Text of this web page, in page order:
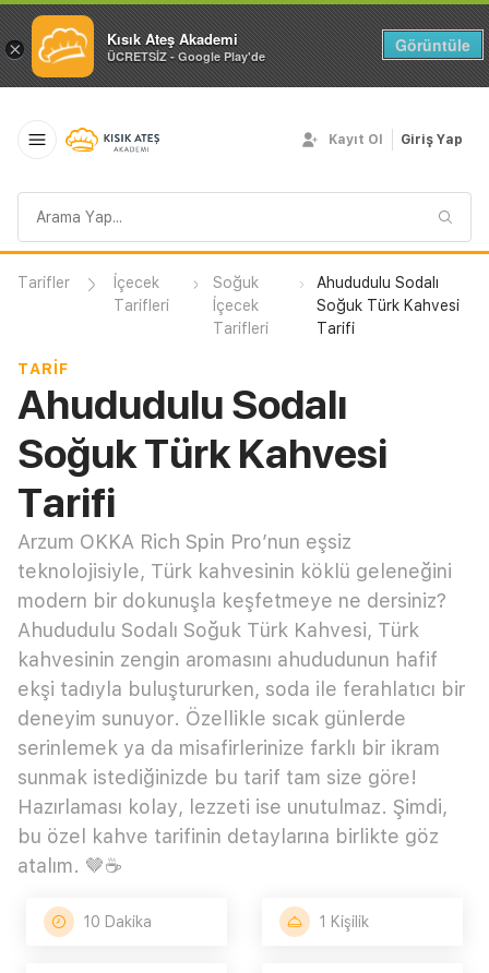
× Kısık Ateş Akademi
ÜCRETSİZ - Google Play'de
Görüntüle
sorgusu
Kayıt Ol Giriş Yap
Tarifler
İçecek
Tarifleri
Soğuk
İçecek
Tarifleri
Ahududulu Sodalı
Soğuk Türk Kahvesi
Tarifi
TARIF
Ahududulu Sodalı
Soğuk Türk Kahvesi
Tarifi
Arzum OKKA Rich Spin Pro’nun eşsiz
teknolojisiyle, Türk kahvesinin köklü geleneğini
modern bir dokunuşla keşfetmeye ne dersiniz?
Ahududulu Sodalı Soğuk Türk Kahvesi, Türk
kahvesinin zengin aromasını ahududunun hafif
ekşi tadıyla buluştururken, soda ile ferahlatıcı bir
deneyim sunuyor. Özellikle sıcak günlerde
serinlemek ya da misafirlerinize farklı bir ikram
sunmak istediğinizde bu tarif tam size göre!
Hazırlaması kolay, lezzeti ise unutulmaz. Şimdi,
bu özel kahve tarifinin detaylarına birlikte göz
atalım. 🤎☕
10 Dakika 1 Kişilik